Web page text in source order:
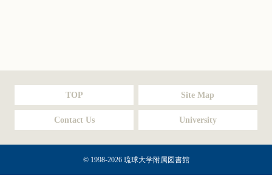
TOP Site Map
Contact Us University
© 1998-2026 琉球大学附属図書館